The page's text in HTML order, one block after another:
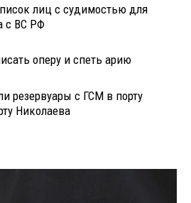
лиц с судимостью для
с ВС РФ
оперу и спеть арию
резервуары с ГСМ в порту
Николаева